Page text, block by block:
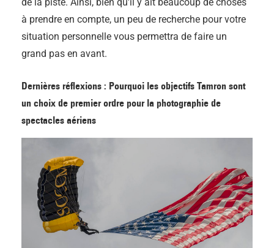
à prendre en compte, un peu de recherche pour votre
situation personnelle vous permettra de faire un
grand pas en avant.
Dernières réflexions : Pourquoi les objectifs Tamron sont
un choix de premier ordre pour la photographie de
spectacles aériens